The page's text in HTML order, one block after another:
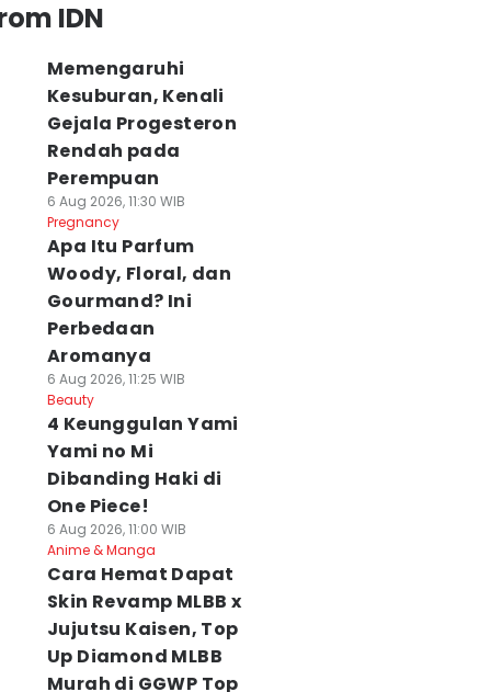
IDN
Memengaruhi
Kesuburan, Kenali
Gejala Progesteron
Rendah pada
Perempuan
6 Aug 2026, 11:30 WIB
Pregnancy
Apa Itu Parfum
Woody, Floral, dan
Gourmand? Ini
Perbedaan
Aromanya
6 Aug 2026, 11:25 WIB
Beauty
4 Keunggulan Yami
Yami no Mi
Dibanding Haki di
One Piece!
6 Aug 2026, 11:00 WIB
Anime & Manga
Cara Hemat Dapat
Skin Revamp MLBB x
Jujutsu Kaisen, Top
Up Diamond MLBB
Murah di GGWP Top